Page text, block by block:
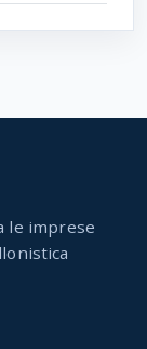
le imprese